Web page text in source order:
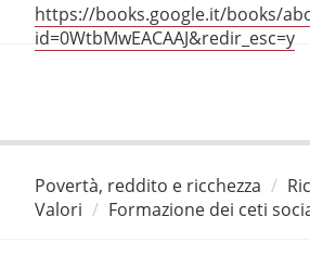
https://books.google.it/books/
id=0WtbMwEACAAJ&redir_esc=y
Povertà, reddito e ricchezza
Valori
Formazione dei ceti